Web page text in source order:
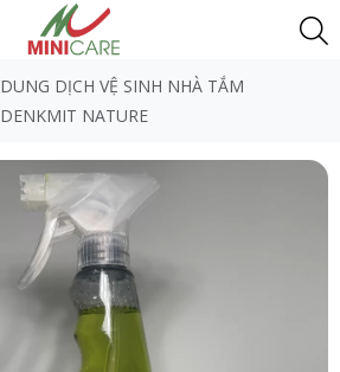
DUNG DỊCH VỆ SINH NHÀ TẮM
DENKMIT NATURE